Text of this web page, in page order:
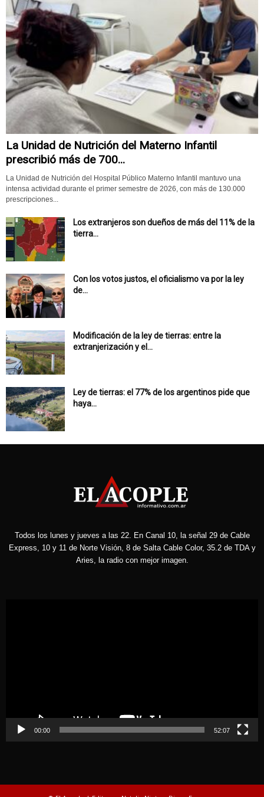
La Unidad de Nutrición del Materno Infantil
prescribió más de 700...
La Unidad de Nutrición del Hospital Público Materno Infantil mantuvo una
intensa actividad durante el primer semestre de 2026, con más de 130.000
prescripciones...
Los extranjeros son dueños de más del 11% de la
tierra...
Con los votos justos, el oficialismo va por la ley
de...
Modificación de la ley de tierras: entre la
extranjerización y el...
Ley de tierras: el 77% de los argentinos pide que
haya...
Todos los lunes y jueves a las 22. En Canal 10, la señal 29 de Cable
Express, 10 y 11 de Norte Visión, 8 de Salta Cable Color, 35.2 de TDA y
Aries, la radio con mejor imagen.
00:00 52:07